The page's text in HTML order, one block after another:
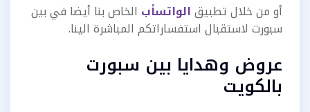
أو من خلال تطبيقالواتسأب الخاص بنا أيضا في بين
سبورت لاستقبال استفساراتكم المباشرة الينا.
عروض وهدايا بين سبورت
بالكويت